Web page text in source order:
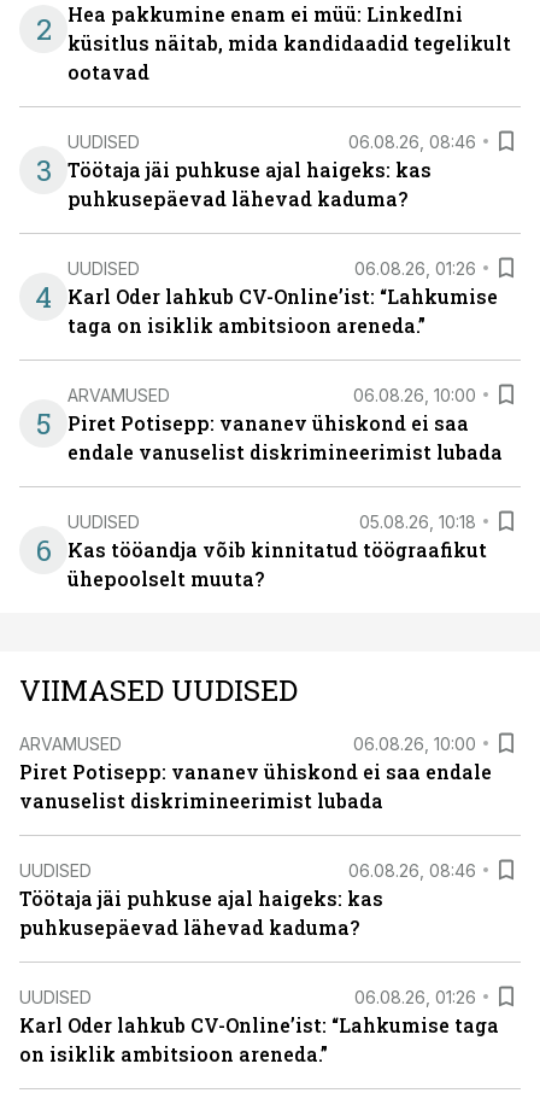
2
Hea pakkumine enam ei müü: LinkedIni
küsitlus näitab, mida kandidaadid tegelikult
ootavad
3
UUDISED 06.08.26, 08:46
Töötaja jäi puhkuse ajal haigeks: kas
puhkusepäevad lähevad kaduma?
4
UUDISED 06.08.26, 01:26
Karl Oder lahkub CV-Online’ist: “Lahkumise
taga on isiklik ambitsioon areneda.”
5
ARVAMUSED 06.08.26, 10:00
Piret Potisepp: vananev ühiskond ei saa
endale vanuselist diskrimineerimist lubada
6
UUDISED 05.08.26, 10:18
Kas tööandja võib kinnitatud töögraafikut
ühepoolselt muuta?
VIIMASED UUDISED
ARVAMUSED 06.08.26, 10:00
Piret Potisepp: vananev ühiskond ei saa endale
vanuselist diskrimineerimist lubada
UUDISED 06.08.26, 08:46
Töötaja jäi puhkuse ajal haigeks: kas
puhkusepäevad lähevad kaduma?
UUDISED 06.08.26, 01:26
Karl Oder lahkub CV-Online’ist: “Lahkumise taga
on isiklik ambitsioon areneda.”